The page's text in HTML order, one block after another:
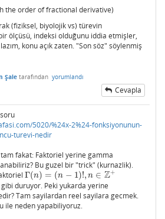
the order of fractional derivative)
(fiziksel, biyolojik vs) türevin
ölçüsü, indeksi olduğunu iddia etmişler,
konu açık zaten. "Son söz" söylenmiş
Şale tarafından yorumlandı
Cevapla
5020/%24x-2%24-fonksiyonunun-
turevi-nedir
fakat: Faktoriel yerine gamma
Bu guzel bir "trick" (kurnazlik).
Γ(n) = (n − 1)!, n ∈ Z+
Γ(n)=( n− 1)!,n ∈ Z+
duruyor. Peki yukarda yerine
Tam sayilardan reel sayilara gecmek.
ile neden yapabiliyoruz.